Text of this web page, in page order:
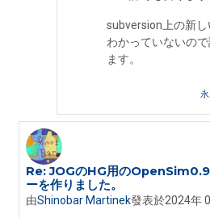
subversion上の新
わかっていないの
ます。
In reply to 堀田 海月
Re: JOGのHG用の
ーを作りました。
由Shinobar Martinek發表於2024年